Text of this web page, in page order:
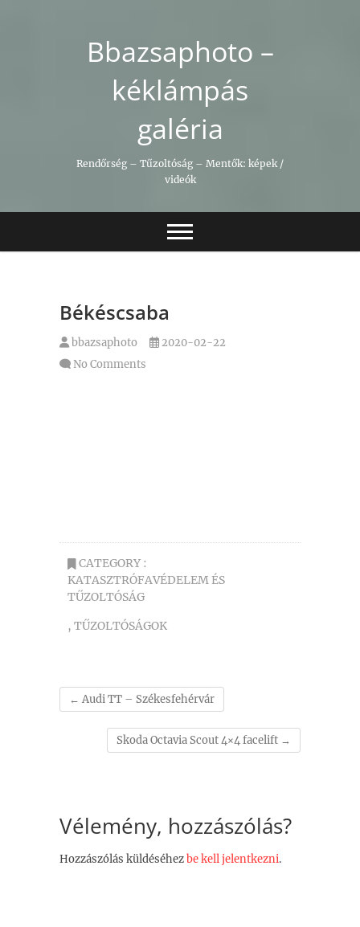
Bbazsaphoto –
kéklámpás
galéria
Rendőrség – Tűzoltóság – Mentők: képek /
videók
Békéscsaba
bbazsaphoto
2020-02-22
No Comments
CATEGORY :
KATASZTRÓFAVÉDELEM ÉS
TŰZOLTÓSÁG
, TŰZOLTÓSÁGOK
← Audi TT – Székesfehérvár
Skoda Octavia Scout 4×4 facelift →
Vélemény, hozzászólás?
Hozzászólás küldéséhezbe kell jelentkezni.